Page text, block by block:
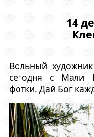
14
Вольный художник
сегодня сМали
фотки. Дай Бог